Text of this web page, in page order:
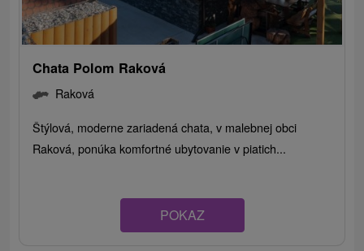
Chata Polom Raková
Raková
Štýlová, moderne zariadená chata, v malebnej obci
Raková, ponúka komfortné ubytovanie v piatich...
POKAZ